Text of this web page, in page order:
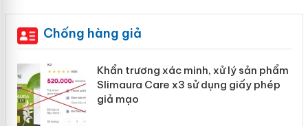
Chống hàng giả
Khẩn trương xác minh, xử lý sản phẩm
Slimaura Care x3 sử dụng giấy phép
giả mạo